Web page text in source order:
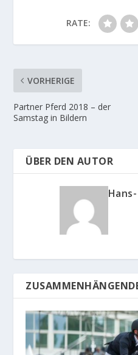
RATE:
VORHERIGE
Partner Pferd 2018 – der
Samstag in Bildern
ÜBER DEN AUTOR